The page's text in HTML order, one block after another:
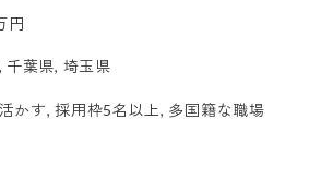
円
千葉県, 埼玉県
かす, 採用枠5名以上, 多国籍な職場